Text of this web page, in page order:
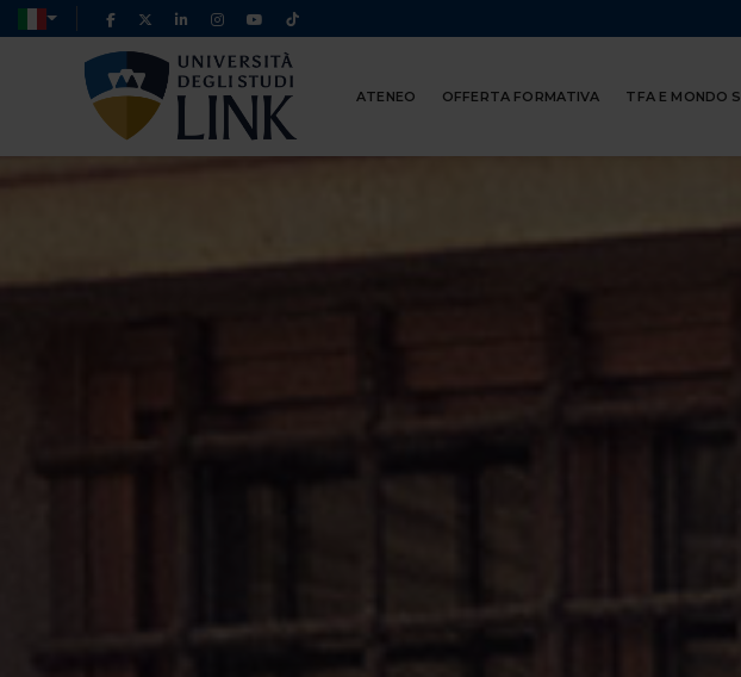
ATENEO OFFERTA FORMATIVA TFA E MONDO